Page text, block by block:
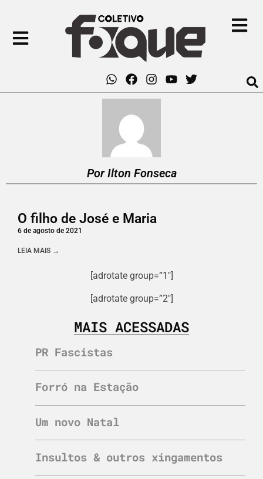
Por Ilton Fonseca
O filho de José e Maria
6 de agosto de 2021
LEIA MAIS →
[adrotate group=”1″]
[adrotate group=”2″]
MAIS ACESSADAS
PR Fascistas
Forró na Estação
Um novo Natal
Insultos & outros xingamentos